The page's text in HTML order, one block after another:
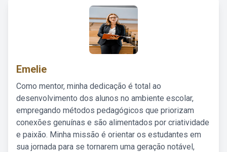
Emelie
Como mentor, minha dedicação é total ao
desenvolvimento dos alunos no ambiente escolar,
empregando métodos pedagógicos que priorizam
conexões genuínas e são alimentados por criatividade
e paixão. Minha missão é orientar os estudantes em
sua jornada para se tornarem uma geração notável,